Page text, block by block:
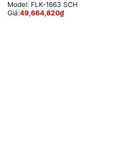
Model: FLK-1663 SCH
Giá:49,664,820₫